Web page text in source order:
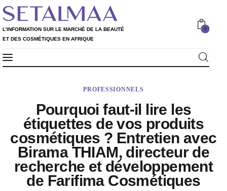
L’INFORMATION SUR LE MARCHÉ DE LA BEAUTÉ
ET DES COSMÉTIQUES EN AFRIQUE
0
Professionnels
Particuliers
Rapport 2020
Rapport 2021
L’Annuaire
PROFESSIONNELS
Pourquoi faut-il lire les
étiquettes de vos produits
cosmétiques ? Entretien avec
Birama THIAM, directeur de
recherche et développement
de Farifima Cosmétiques